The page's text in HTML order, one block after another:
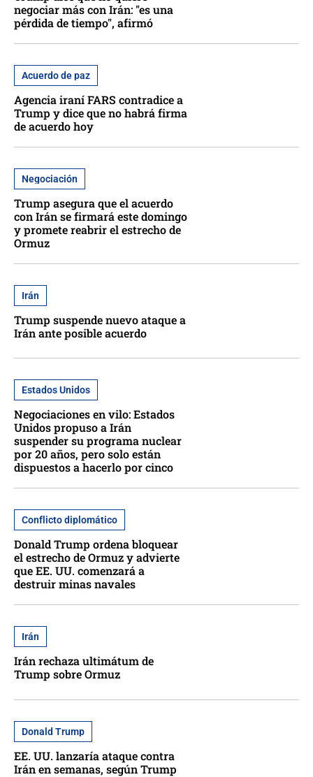
negociar más con Irán: "es una
pérdida de tiempo", afirmó
Acuerdo de paz
Agencia iraní FARS contradice a
Trump y dice que no habrá firma
de acuerdo hoy
Negociación
Trump asegura que el acuerdo
con Irán se firmará este domingo
y promete reabrir el estrecho de
Ormuz
Irán
Trump suspende nuevo ataque a
Irán ante posible acuerdo
Estados Unidos
Negociaciones en vilo: Estados
Unidos propuso a Irán
suspender su programa nuclear
por 20 años, pero solo están
dispuestos a hacerlo por cinco
Conflicto diplomático
Donald Trump ordena bloquear
el estrecho de Ormuz y advierte
que EE. UU. comenzará a
destruir minas navales
Irán
Irán rechaza ultimátum de
Trump sobre Ormuz
Donald Trump
EE. UU. lanzaría ataque contra
Irán en semanas, según Trump